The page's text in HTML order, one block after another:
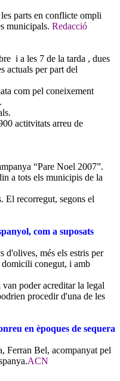
parts en conflicte ompli
municipals. Redacció
i a les 7 de la tarda , dues
actuals per part del
com pel coneixement
actitvitats arreu de
“Pare Noel 2007”.
a tots els municipis de la
El recorregut, segons el
com a suposats
d'olives, més els estris per
domicili conegut, i amb
poder acreditar la legal
procedir d'una de les
en èpoques de sequera
Ferran Bel, acompanyat pel
ACN